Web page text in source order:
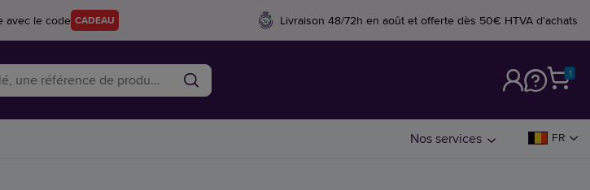
avec le code CADEAU Livraison 48/72h en août et offerte dès 50€ HTVA d'achats
1
Nos services FR